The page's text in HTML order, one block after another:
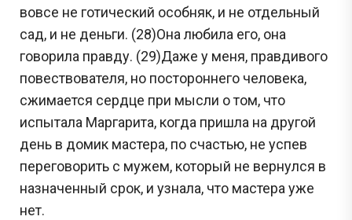
вовсе не готический особняк, и не отдельный
сад, и не деньги. (28)Она любила его, она
говорила правду. (29)Даже у меня, правдивого
повествователя, но постороннего человека,
сжимается сердце при мысли о том, что
испытала Маргарита, когда пришла на другой
день в домик мастера, по счастью, не успев
переговорить с мужем, который не вернулся в
назначенный срок, и узнала, что мастера уже
нет.